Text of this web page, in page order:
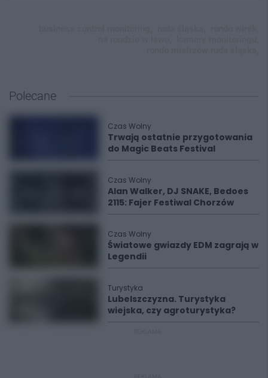
Polecane
Czas Wolny
Trwają ostatnie przygotowania
do Magic Beats Festival
Czas Wolny
Alan Walker, DJ SNAKE, Bedoes
2115: Fajer Festiwal Chorzów
Czas Wolny
Światowe gwiazdy EDM zagrają w
Legendii
Turystyka
Lubelszczyzna. Turystyka
wiejska, czy agroturystyka?